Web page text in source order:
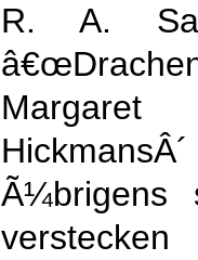
R. A.
Ã¼brigens